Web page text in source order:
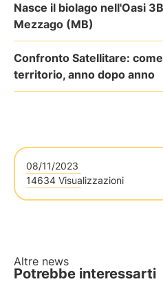
Nasce il biolago nell'Oasi
Mezzago (MB)
Confronto Satellitare:
territorio, anno dopo anno
08/11/2023
14634 Visualizzazioni
Altre news
Potrebbe interessarti